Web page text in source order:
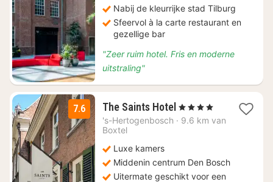
Nabij de kleurrijke stad Tilburg
Sfeervol à la carte restaurant en
gezellige bar
"Zeer ruim hotel. Fris en moderne
uitstraling"
7.6 The Saints Hotel 1
nacht
, 4 Sterren
's-Hertogenbosch · 9.6 km van
Boxtel
Luxe kamers
Middenin centrum Den Bosch
Uitermate geschikt voor een